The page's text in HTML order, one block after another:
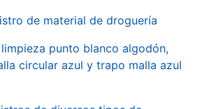
de material de droguería
punto blanco algodón,
circular azul y trapo malla azul